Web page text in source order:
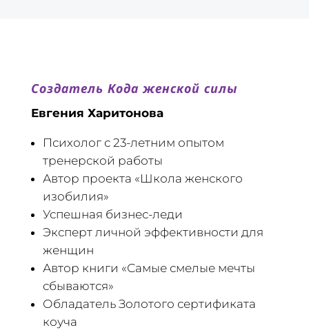
Создатель Кода женской силы
Евгения Харитонова
Психолог с 23-летним опытом
тренерской работы
Автор проекта «Школа женского
изобилия»
Успешная бизнес-леди
Эксперт личной эффективности для
женщин
Автор книги «Самые смелые мечты
сбываются»
Обладатель Золотого сертификата
коуча